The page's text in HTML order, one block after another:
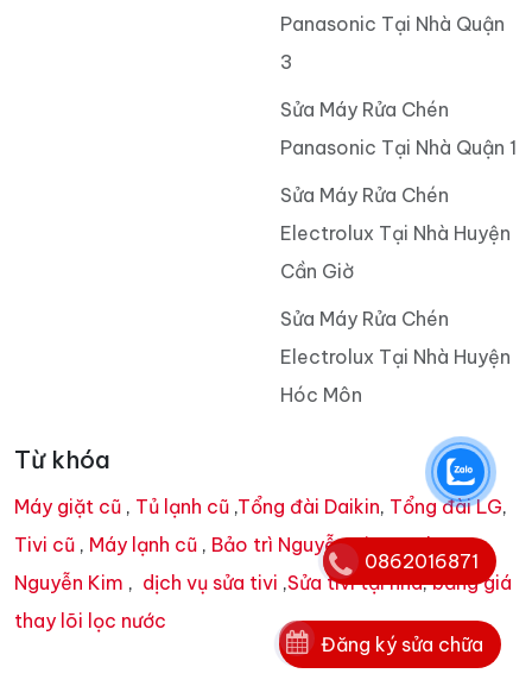
Panasonic Tại Nhà Quận
3
Sửa Máy Rửa Chén
Panasonic Tại Nhà Quận 1
Sửa Máy Rửa Chén
Electrolux Tại Nhà Huyện
Cần Giờ
Sửa Máy Rửa Chén
Electrolux Tại Nhà Huyện
Hóc Môn
Từ khóa
Máy giặt cũ , Tủ lạnh cũ ,Tổng đài Daikin, Tổng đài LG,
Tivi cũ , Máy lạnh cũ , Bảo trì Nguyễn Kim,Dịch vụ
Nguyễn Kim , dịch vụ sửa tivi ,Sửa tivi tại nhà,bảng giá
thay lõi lọc nước
Đăng ký sửa chữa
0862016871